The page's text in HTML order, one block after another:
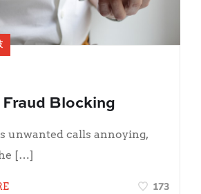
Fraud Blocking
unwanted calls annoying,
[…]
173